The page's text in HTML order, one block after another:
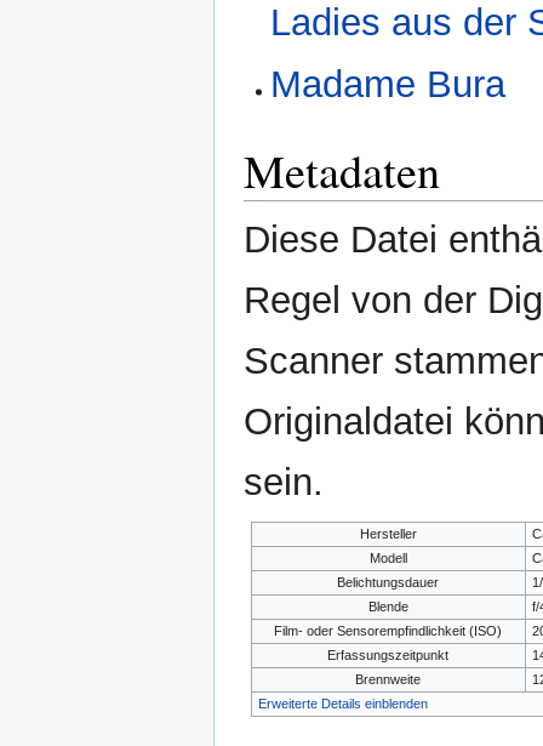
Ladies aus der
Madame Bura
Metadaten
Diese Datei
Regel von der
Scanner
Originaldatei
sein.
Hersteller
Modell
Belichtungsdauer
Blende
f/
Film- oder Sensorempfindlichkeit (ISO)
Erfassungszeitpunkt
Brennweite
Erweiterte Details einblenden